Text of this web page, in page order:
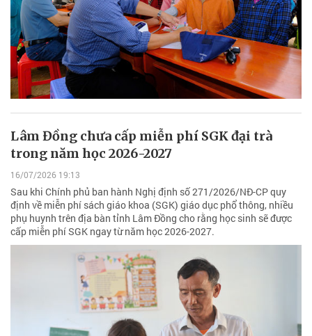
Lâm Đồng chưa cấp miễn phí SGK đại trà
trong năm học 2026-2027
16/07/2026 19:13
Sau khi Chính phủ ban hành Nghị định số 271/2026/NĐ-CP quy
định về miễn phí sách giáo khoa (SGK) giáo dục phổ thông, nhiều
phụ huynh trên địa bàn tỉnh Lâm Đồng cho rằng học sinh sẽ được
cấp miễn phí SGK ngay từ năm học 2026-2027.